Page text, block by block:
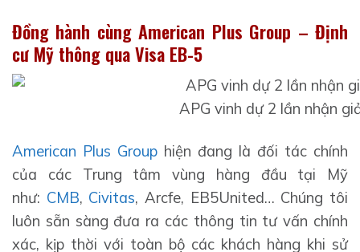
Đồng hành cùng American Plus Group – Định
cư Mỹ thông qua Visa EB-5
APG vinh dự 2 lần nhận
American Plus Group hiện đang là đối tác chính
của các Trung tâm vùng hàng đầu tại Mỹ
như: CMB, Civitas, Arcfe, EB5United… Chúng tôi
luôn sẵn sàng đưa ra các thông tin tư vấn chính
xác, kịp thời với toàn bộ các khách hàng khi sử